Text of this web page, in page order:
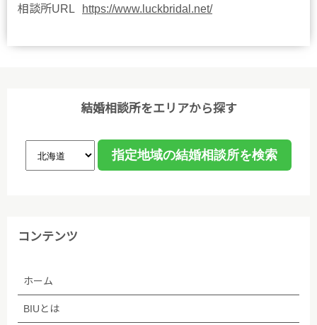
相談所URL https://www.luckbridal.net/
結婚相談所をエリアから探す
コンテンツ
ホーム
BIUとは